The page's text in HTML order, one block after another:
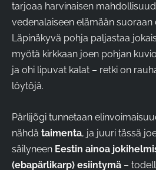
tarjoaa harvinaisen
vedenalaiseen elämään suoraan
Läpinäkyvä pohja paljastaa
myötä kirkkaan joen pohjan
ja ohi lipuvat kalat – retki on
löytöjä.
Pärlijõgi tunnetaan
nähdä taimenta, ja juuri tässä
säilyneen Eestin ainoa
(ebapärlikarp) esiintymä –